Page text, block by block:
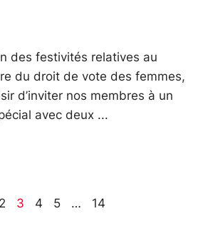
des festivités relatives au
du droit de vote des femmes,
d’inviter nos membres à un
avec deux
2 3 4 5 … 14